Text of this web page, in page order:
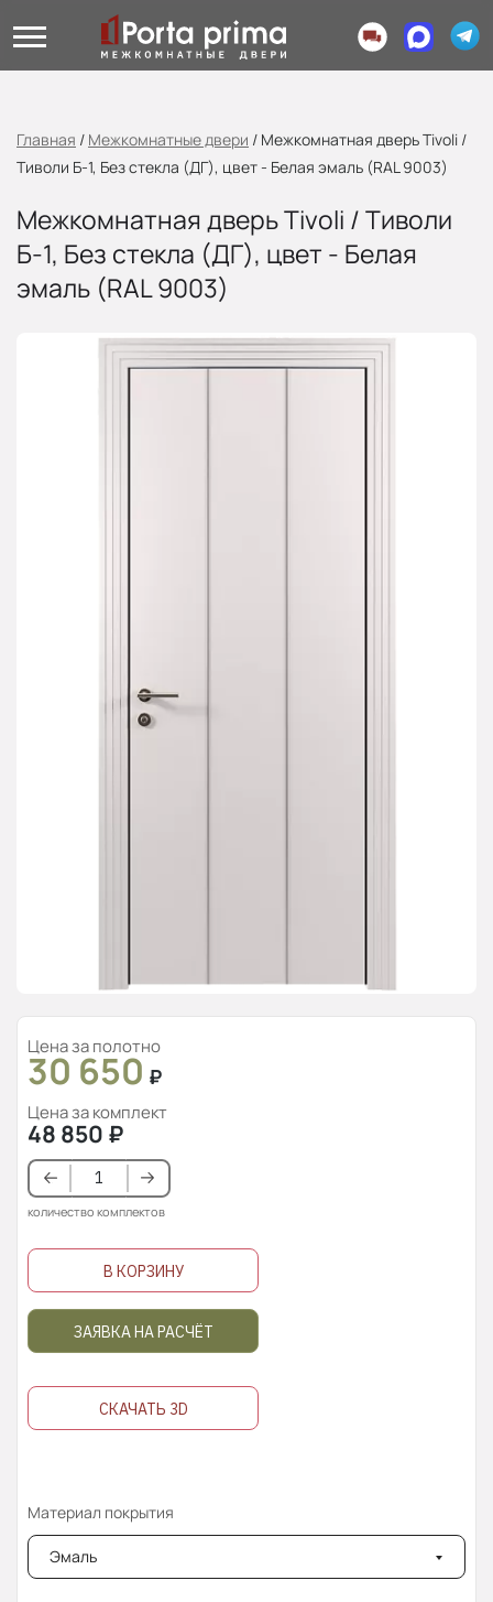
Главная / Межкомнатные двери / Межкомнатная дверь Tivoli /
Тиволи Б-1, Без стекла (ДГ), цвет - Белая эмаль (RAL 9003)
Межкомнатная дверь Tivoli / Тиволи
Б-1, Без стекла (ДГ), цвет - Белая
эмаль (RAL 9003)
Цена за полотно
30 650 ₽
Цена за комплект
48 850 ₽
количество комплектов
В КОРЗИНУ
ЗАЯВКА НА РАСЧЁТ
СКАЧАТЬ 3D
Материал покрытия
Эмаль